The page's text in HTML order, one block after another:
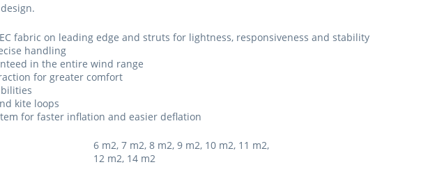
fabric on leading edge and struts for lightness, responsiveness and stability
handling
in the entire wind range
for greater comfort
kite loops
for faster inflation and easier deflation
6 m2, 7 m2, 8 m2, 9 m2, 10 m2, 11 m2,
12 m2, 14 m2